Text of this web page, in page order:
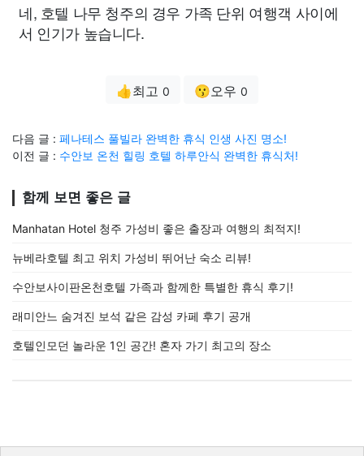
네, 호텔 나무 청주의 경우 가족 단위 여행객 사이에
서 인기가 높습니다.
👍최고 0 😗오우 0
다음 글 : 페나테스 풀빌라 완벽한 휴식 인생 사진 명소!
이전 글 : 수안보 온천 힐링 호텔 하루안식 완벽한 휴식처!
함께 보면 좋은 글
Manhatan Hotel 청주 가성비 좋은 출장과 여행의 최적지!
뉴베라호텔 최고 위치 가성비 뛰어난 숙소 리뷰!
수안보사이판온천호텔 가족과 함께한 특별한 휴식 후기!
래미안느 숨겨진 보석 같은 감성 카페 후기 공개
호텔인모던 놀라운 1인 공간! 혼자 가기 최고의 장소